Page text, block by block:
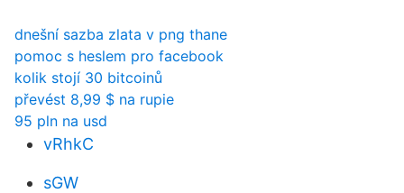
dnešní sazba zlata v png thane
pomoc s heslem pro facebook
kolik stojí 30 bitcoinů
převést 8,99 $ na rupie
95 pln na usd
vRhkC
sGW